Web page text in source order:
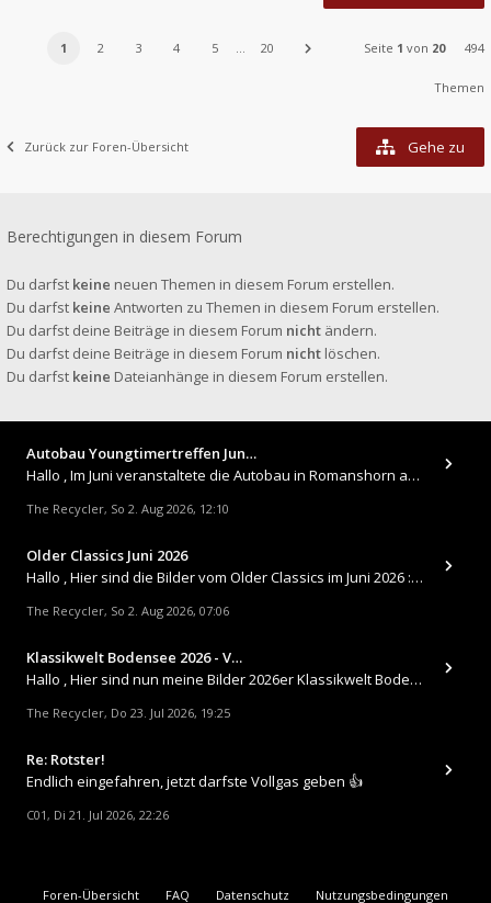
1 2 3 4 5 … 20 Seite 1 von 20 494
Themen
Zurück zur Foren-Übersicht Gehe zu
Berechtigungen in diesem Forum
Du darfst keine neuen Themen in diesem Forum erstellen.
Du darfst keine Antworten zu Themen in diesem Forum erstellen.
Du darfst deine Beiträge in diesem Forum nicht ändern.
Du darfst deine Beiträge in diesem Forum nicht löschen.
Du darfst keine Dateianhänge in diesem Forum erstellen.
Autobau Youngtimertreffen Jun…
Hallo , Im Juni veranstaltete die Autobau in Romanshorn auf ihrem Gelände ein kleines Youngtimertreffen : https://up.
The Recycler, So 2. Aug 2026, 12:10
Older Classics Juni 2026
​Hallo , Hier sind die Bilder vom Older Classics im Juni 2026 : https://up.picr.de/51155940wd.jpg https://up.pic
The Recycler, So 2. Aug 2026, 07:06
Klassikwelt Bodensee 2026 - V…
Hallo , Hier sind nun meine Bilder 2026er Klassikwelt Bodensee 😀 https://up.picr.de/51125547rb.jpg https://up.pi
The Recycler, Do 23. Jul 2026, 19:25
Re: Rotster!
Endlich eingefahren, jetzt darfste Vollgas geben 👍
C01, Di 21. Jul 2026, 22:26
Foren-Übersicht FAQ Datenschutz Nutzungsbedingungen